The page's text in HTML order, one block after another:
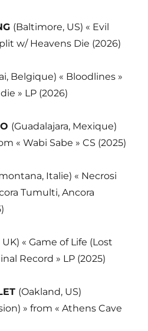
(Baltimore, US) « Evil
w/ Heavens Die (2026)
Belgique) « Bloodlines »
» LP (2026)
(Guadalajara, Mexique)
« Wabi Sabe » CS (2025)
Italie) « Necrosi
Tumulti, Ancora
« Game of Life (Lost
Record » LP (2025)
(Oakland, US)
» from « Athens Cave